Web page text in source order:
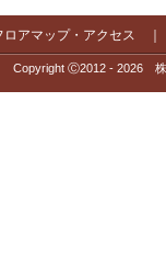
ロアマップ・アクセス
Copyright Ⓒ2012 - 2026 株